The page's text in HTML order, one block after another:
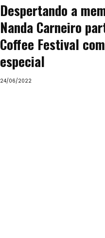
Despertando a
Nanda Carneiro
Coffee Festival
especial
24/06/2022